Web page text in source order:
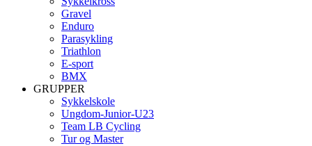
Gravel
Enduro
Parasykling
Triathlon
E-sport
BMX
GRUPPER
Sykkelskole
Ungdom-Junior-U23
Team LB Cycling
Tur og Master